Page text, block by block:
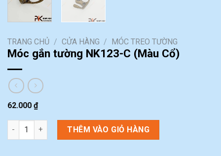
TRANG CHỦ / CỬA HÀNG / MÓC TREO TƯỜNG
Móc gắn tường NK123-C (Màu Cổ)
62.000 ₫
Móc gắn tường NK123-C (Màu Cổ) số lượng
THÊM VÀO GIỎ HÀNG